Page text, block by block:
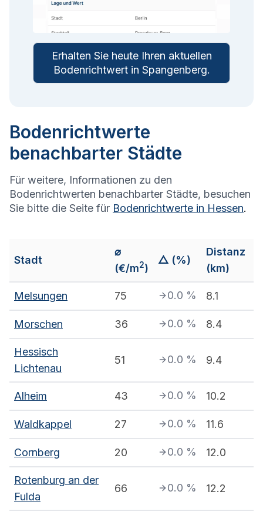
Erhalten Sie heute Ihren aktuellen
Bodenrichtwert in Spangenberg.
Bodenrichtwerte
benachbarter Städte
Für weitere, Informationen zu den
Bodenrichtwerten benachbarter Städte, besuchen
Sie bitte die Seite für Bodenrichtwerte in Hessen.
Stadt
⌀
(€/m2)
△ (%)
Distanz
(km)
Melsungen 75 0.0 % 8.1
Morschen 36 0.0 % 8.4
Hessisch
Lichtenau
51 0.0 % 9.4
Alheim 43 0.0 % 10.2
Waldkappel 27 0.0 % 11.6
Cornberg 20 0.0 % 12.0
Rotenburg an der
Fulda
66 0.0 % 12.2